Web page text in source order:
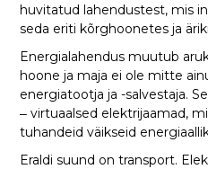
huvitatud lahendustest, mis
seda eriti kõrghoonetes ja
Energialahendus muutub
hoone ja maja ei ole mitte
energiatootja ja -salvestaja.
‒ virtuaalsed elektrijaamad,
tuhandeid väikseid
Eraldi suund on transport.